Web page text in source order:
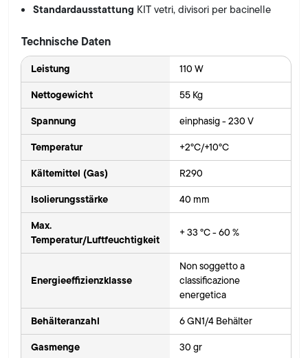
Standardausstattung KIT vetri, divisori per bacinelle
Technische Daten
Leistung 110 W
Nettogewicht 55 Kg
Spannung einphasig - 230 V
Temperatur +2°C/+10°C
Kältemittel (Gas) R290
Isolierungsstärke 40 mm
Max.
Temperatur/Luftfeuchtigkeit
+ 33 °C - 60 %
Energieeffizienzklasse
Non soggetto a
classificazione
energetica
Behälteranzahl 6 GN1/4 Behälter
Gasmenge 30 gr